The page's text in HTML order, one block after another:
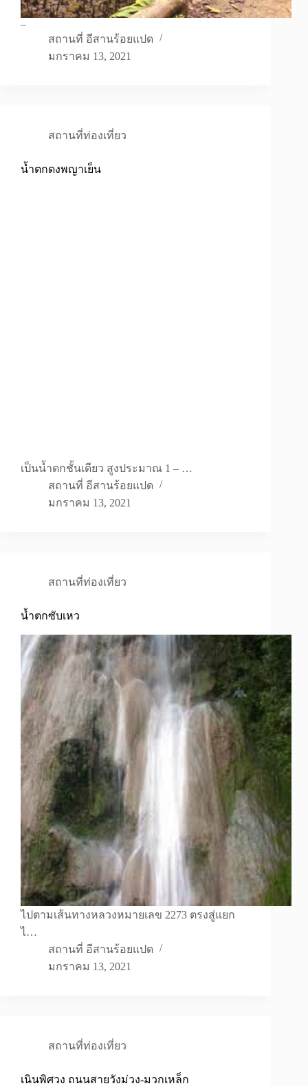
–
สถานที่ อีสานร้อยแปด
มกราคม 13, 2021
สถานที่ท่องเที่ยว
น้ำตกดงพญาเย็น
เป็นน้ำตกชั้นเดียว สูงประมาณ 1 – …
สถานที่ อีสานร้อยแปด
มกราคม 13, 2021
สถานที่ท่องเที่ยว
น้ำตกซับเหว
ไปตามเส้นทางหลวงหมายเลข 2273 ตรงสู่แยก
ไ…
สถานที่ อีสานร้อยแปด
มกราคม 13, 2021
สถานที่ท่องเที่ยว
เนินพิศวง ถนนสายวังม่วง-มวกเหล็ก